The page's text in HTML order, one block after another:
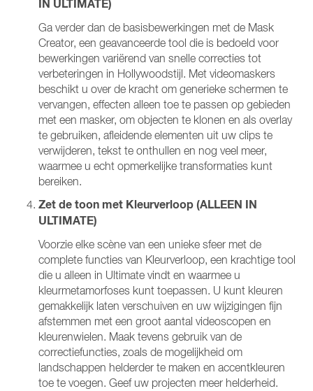
IN ULTIMATE)
Ga verder dan de basisbewerkingen met de Mask
Creator, een geavanceerde tool die is bedoeld voor
bewerkingen variërend van snelle correcties tot
verbeteringen in Hollywoodstijl. Met videomaskers
beschikt u over de kracht om generieke schermen te
vervangen, effecten alleen toe te passen op gebieden
met een masker, om objecten te klonen en als overlay
te gebruiken, afleidende elementen uit uw clips te
verwijderen, tekst te onthullen en nog veel meer,
waarmee u echt opmerkelijke transformaties kunt
bereiken.
Zet de toon met Kleurverloop (ALLEEN IN
ULTIMATE)
Voorzie elke scène van een unieke sfeer met de
complete functies van Kleurverloop, een krachtige tool
die u alleen in Ultimate vindt en waarmee u
kleurmetamorfoses kunt toepassen. U kunt kleuren
gemakkelijk laten verschuiven en uw wijzigingen fijn
afstemmen met een groot aantal videoscopen en
kleurenwielen. Maak tevens gebruik van de
correctiefuncties, zoals de mogelijkheid om
landschappen helderder te maken en accentkleuren
toe te voegen. Geef uw projecten meer helderheid.